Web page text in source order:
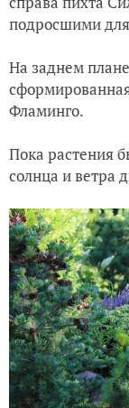
подросшими
На заднем
Фламинго.
Пока растения
солнца и ветра